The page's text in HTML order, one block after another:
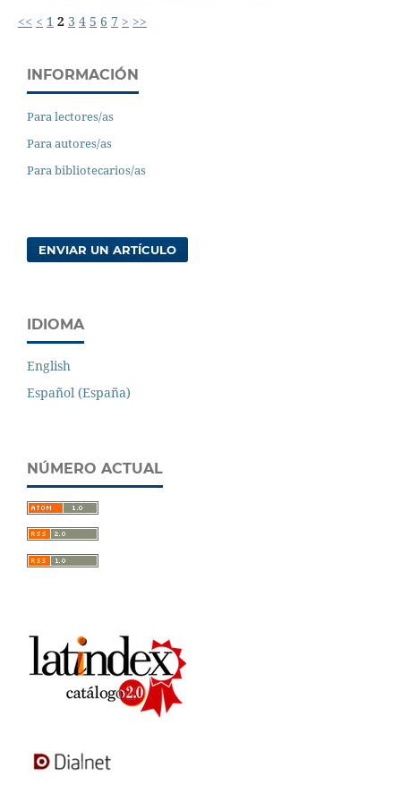
<< < 1 2 3 4 5 6 7 > >>
INFORMACIÓN
Para lectores/as
Para autores/as
Para bibliotecarios/as
ENVIAR UN ARTÍCULO
IDIOMA
English
Español (España)
NÚMERO ACTUAL